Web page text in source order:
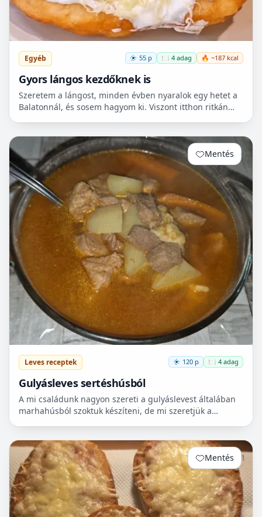
Egyéb 55 p 🍽️ 4 adag 🔥 ~187 kcal
Gyors lángos kezdőknek is
Szeretem a lángost, minden évben nyaralok egy hetet a
Balatonnál, és sosem hagyom ki. Viszont itthon ritkán
Mentés 0
Leves receptek 120 p 🍽️ 4 adag
Gulyásleves sertéshúsból
A mi családunk nagyon szereti a gulyáslevest általában
marhahúsból szoktuk készíteni, de mi szeretjük a
Mentés 1